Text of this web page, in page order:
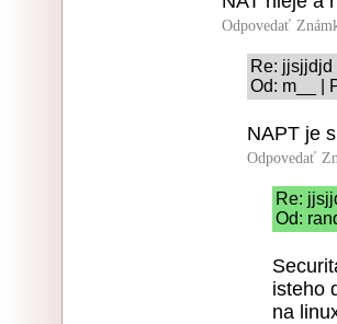
Odpovedať
Re: jjsjjdjd
Od: m__ |
NAPT je
Odpovedať
Re:
Od:
isteho
na